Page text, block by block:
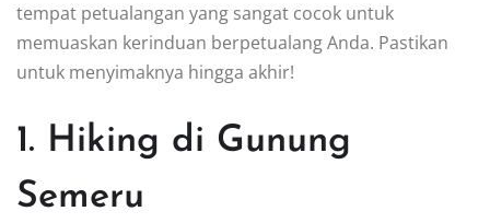
tempat petualangan yang sangat cocok untuk
memuaskan kerinduan berpetualang Anda. Pastikan
untuk menyimaknya hingga akhir!
1. Hiking di Gunung
Semeru